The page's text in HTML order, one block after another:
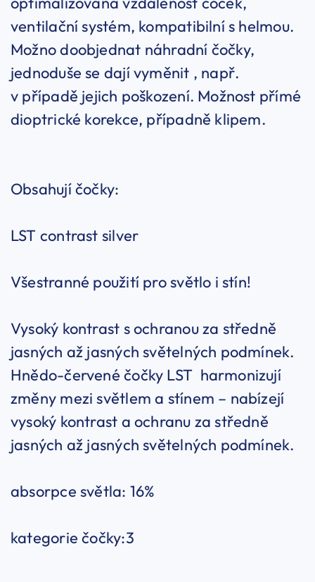
ventilační systém, kompatibilní s helmou.
Možno doobjednat náhradní čočky,
jednoduše se dají vyměnit , např.
v případě jejich poškození. Možnost přímé
dioptrické korekce, případně klipem.
Obsahují čočky:
LST contrast silver
Všestranné použití pro světlo i stín!
Vysoký kontrast s ochranou za středně
jasných až jasných světelných podmínek.
Hnědo-červené čočky LST harmonizují
změny mezi světlem a stínem – nabízejí
vysoký kontrast a ochranu za středně
jasných až jasných světelných podmínek.
absorpce světla: 16%
kategorie čočky:3